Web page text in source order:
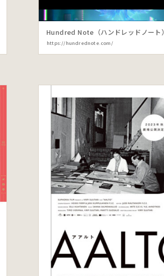
Hundred Note（ハンドレッドノート）
https://hundrednote.com/